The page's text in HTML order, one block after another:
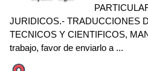
JURIDICOS.- TRADUCCIONES
TECNICOS Y CIENTIFICOS,
trabajo, favor de enviarlo a ...